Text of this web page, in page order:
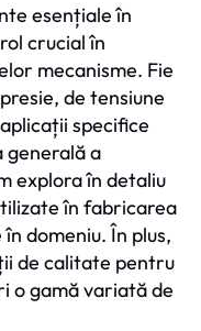
esențiale în
crucial în
mecanisme. Fie
de tensiune
specifice
a
explora în detaliu
în fabricarea
domeniu. În plus,
de calitate pentru
o gamă variată de